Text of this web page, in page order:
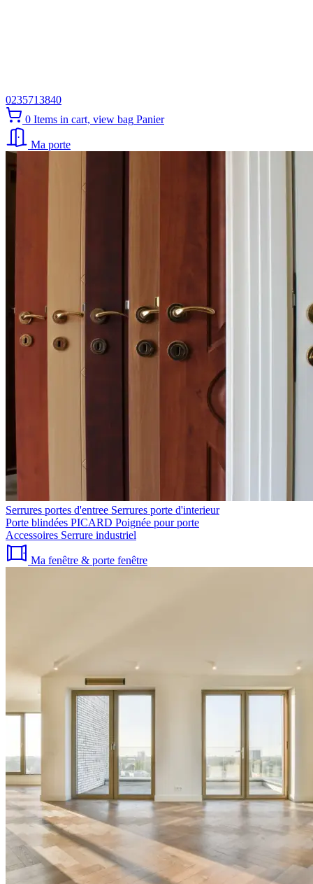
0235713840
0 Items in cart, view bag Panier
Ma porte
Serrures portes d'entree Serrures porte d'interieur
Porte blindées PICARD Poignée pour porte
Accessoires Serrure industriel
Ma fenêtre & porte fenêtre